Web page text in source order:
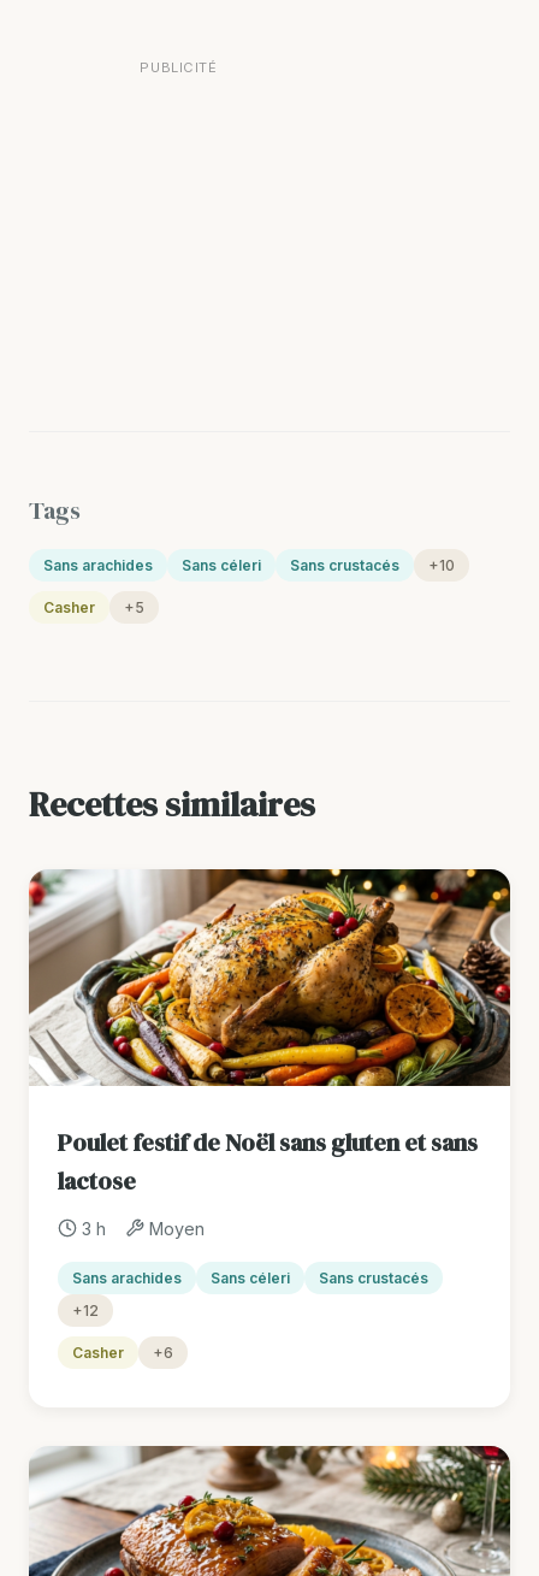
PUBLICITÉ
Tags
Sans arachides Sans céleri Sans crustacés +10
Casher +5
Recettes similaires
Poulet festif de Noël sans gluten et sans
lactose
3 h Moyen
Sans arachides Sans céleri
Sans crustacés
+12
Casher +6